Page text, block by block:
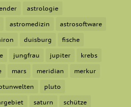
astrologie
astromedizin astrosoftware
duisburg fische
jungfrau jupiter krebs
mars meridian merkur
pluto
saturn schütze